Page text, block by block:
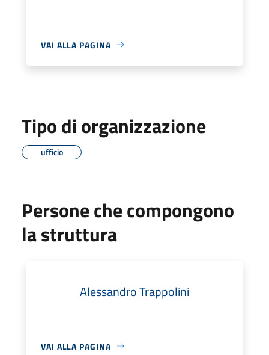
VAI ALLA PAGINA
Tipo di organizzazione
ufficio
Persone che compongono
la struttura
Alessandro Trappolini
VAI ALLA PAGINA